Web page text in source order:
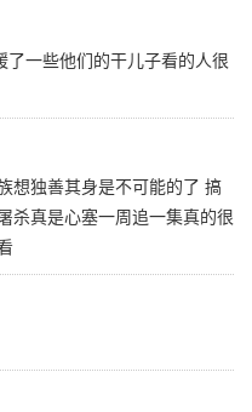
一些他们的干儿子看的人很
想独善其身是不可能的了 搞
杀真是心塞一周追一集真的很